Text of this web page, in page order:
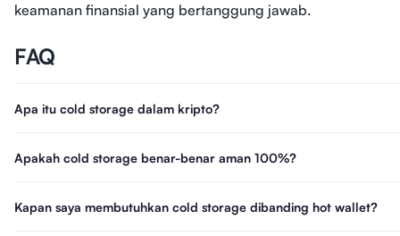
keamanan finansial yang bertanggung jawab.
FAQ
Apa itu cold storage dalam kripto?
Apakah cold storage benar-benar aman 100%?
Kapan saya membutuhkan cold storage dibanding hot wallet?